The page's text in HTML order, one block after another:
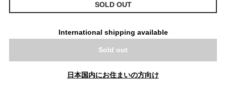
SOLD OUT
International shipping available
Sold out
日本国内にお住まいの方向け